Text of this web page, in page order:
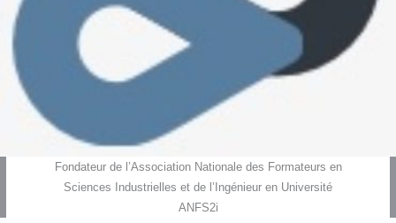
Fondateur de l’Association Nationale des Formateurs en
Sciences Industrielles et de l’Ingénieur en Université
ANFS2i